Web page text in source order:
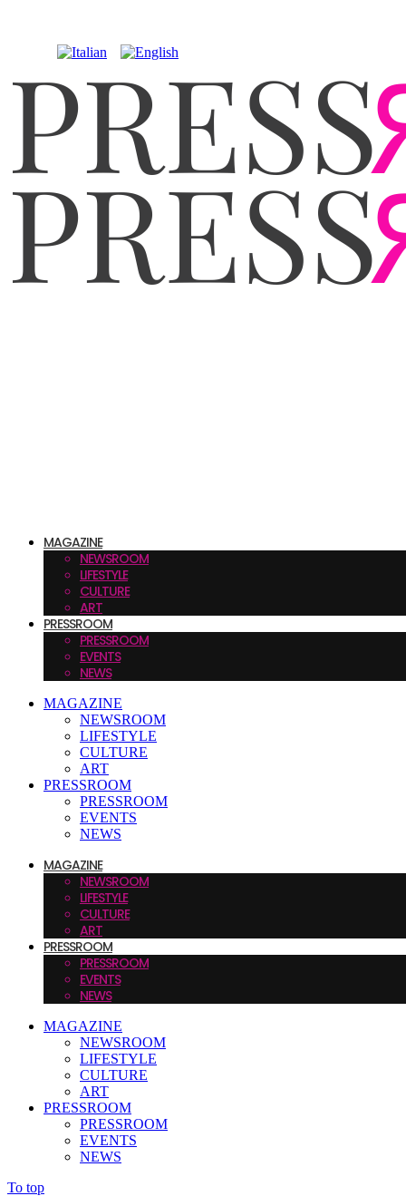
MAGAZINE
NEWSROOM
LIFESTYLE
CULTURE
ART
PRESSROOM
PRESSROOM
EVENTS
NEWS
MAGAZINE
NEWSROOM
LIFESTYLE
CULTURE
ART
PRESSROOM
PRESSROOM
EVENTS
NEWS
MAGAZINE
NEWSROOM
LIFESTYLE
CULTURE
ART
PRESSROOM
PRESSROOM
EVENTS
NEWS
MAGAZINE
NEWSROOM
LIFESTYLE
CULTURE
ART
PRESSROOM
PRESSROOM
EVENTS
NEWS
To top